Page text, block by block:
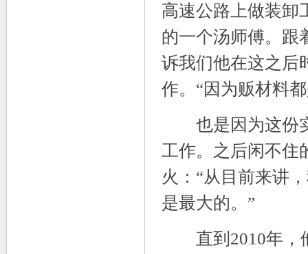
高速公路上做装卸
的一个汤师傅。跟
诉我们他在这之后
作。“因为贩材料
也是因为这份实
工作。之后闲不住
火：“从目前来讲
是最大的。”
直到2010年，